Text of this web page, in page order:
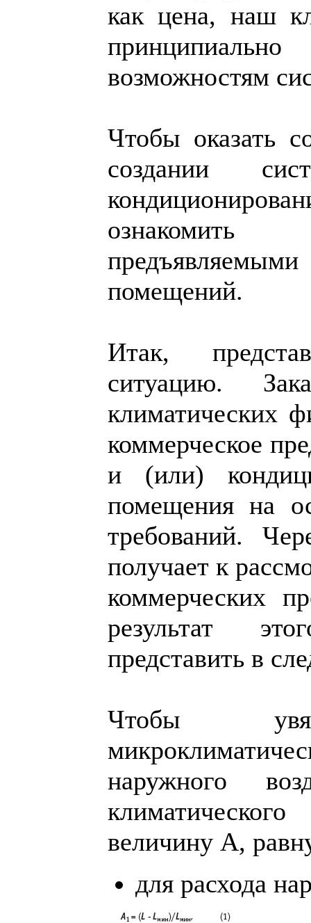
как цена, наш
возможностям
Чтобы оказать
создании
помещений.
Итак,
ситуацию.
климатических
коммерческое
и (или)
помещения на
требований.
получает к
коммерческих
результат
представить в
Чтобы
наружного
величину А,
для расхода